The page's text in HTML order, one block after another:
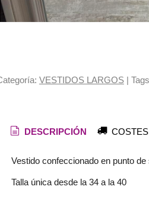
VESTIDOS LARGOS|
DESCRIPCIÓN
Vestido confeccionado en punto
Talla única desde la 34 a la 40